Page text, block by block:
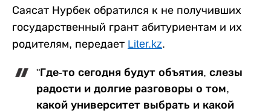
Саясат Нурбек обратился к не получивших
государственный грант абитуриентам и их
родителям, передает Liter.kz.
"Где-то сегодня будут объятия, слезы
радости и долгие разговоры о том,
какой университет выбрать и какой